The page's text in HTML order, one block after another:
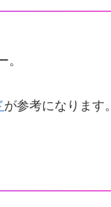
が参考になります。